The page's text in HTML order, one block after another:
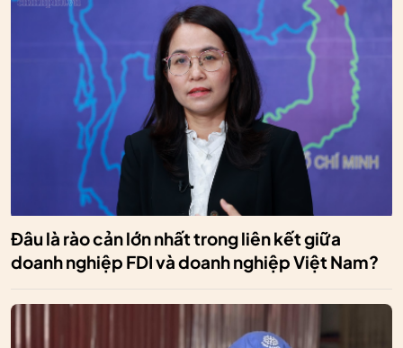
Đâu là rào cản lớn nhất trong liên kết giữa
doanh nghiệp FDI và doanh nghiệp Việt Nam?